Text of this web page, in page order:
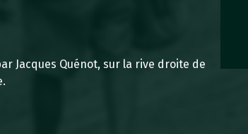
Jacques Quénot, sur la rive droite de